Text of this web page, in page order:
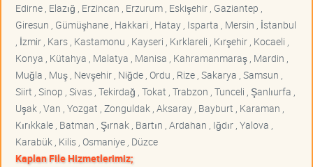
Edirne , Elazığ , Erzincan , Erzurum , Eskişehir , Gaziantep ,
Giresun , Gümüşhane , Hakkari , Hatay , Isparta , Mersin , İstanbul
, İzmir , Kars , Kastamonu , Kayseri , Kırklareli , Kırşehir , Kocaeli ,
Konya , Kütahya , Malatya , Manisa , Kahramanmaraş , Mardin ,
Muğla , Muş , Nevşehir , Niğde , Ordu , Rize , Sakarya , Samsun ,
Siirt , Sinop , Sivas , Tekirdağ , Tokat , Trabzon , Tunceli , Şanlıurfa ,
Uşak , Van , Yozgat , Zonguldak , Aksaray , Bayburt , Karaman ,
Kırıkkale , Batman , Şırnak , Bartın , Ardahan , Iğdır , Yalova ,
Karabük , Kilis , Osmaniye , Düzce
Kaplan File Hizmetlerimiz;